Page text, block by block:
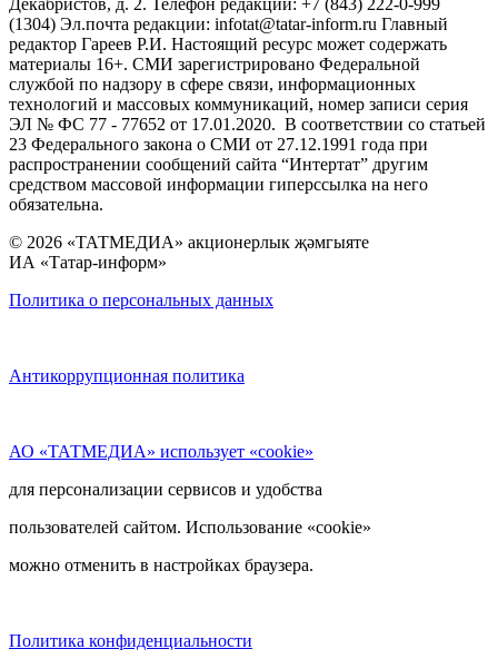
(1304) Эл.почта редакции: infotat@tatar-inform.ru Главный
редактор Гареев Р.И. Настоящий ресурс может содержать
материалы 16+. СМИ зарегистрировано Федеральной
службой по надзору в сфере связи, информационных
технологий и массовых коммуникаций, номер записи серия
ЭЛ № ФС 77 - 77652 от 17.01.2020. В соответствии со статьей
23 Федерального закона о СМИ от 27.12.1991 года при
распространении сообщений сайта “Интертат” другим
средством массовой информации гиперссылка на него
обязательна.
© 2026 «ТАТМЕДИА» акционерлык җәмгыяте
ИА «Татар-информ»
Политика о персональных данных
Антикоррупционная политика
АО «ТАТМЕДИА» использует «cookie»
для персонализации сервисов и удобства
пользователей сайтом. Использование «cookie»
можно отменить в настройках браузера.
Политика конфиденциальности